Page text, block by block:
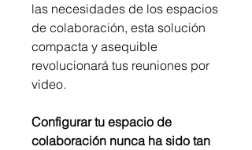
las necesidades de los espacios
de colaboración, esta solución
compacta y asequible
revolucionará tus reuniones por
video.
Configurar tu espacio de
colaboración nunca ha sido tan